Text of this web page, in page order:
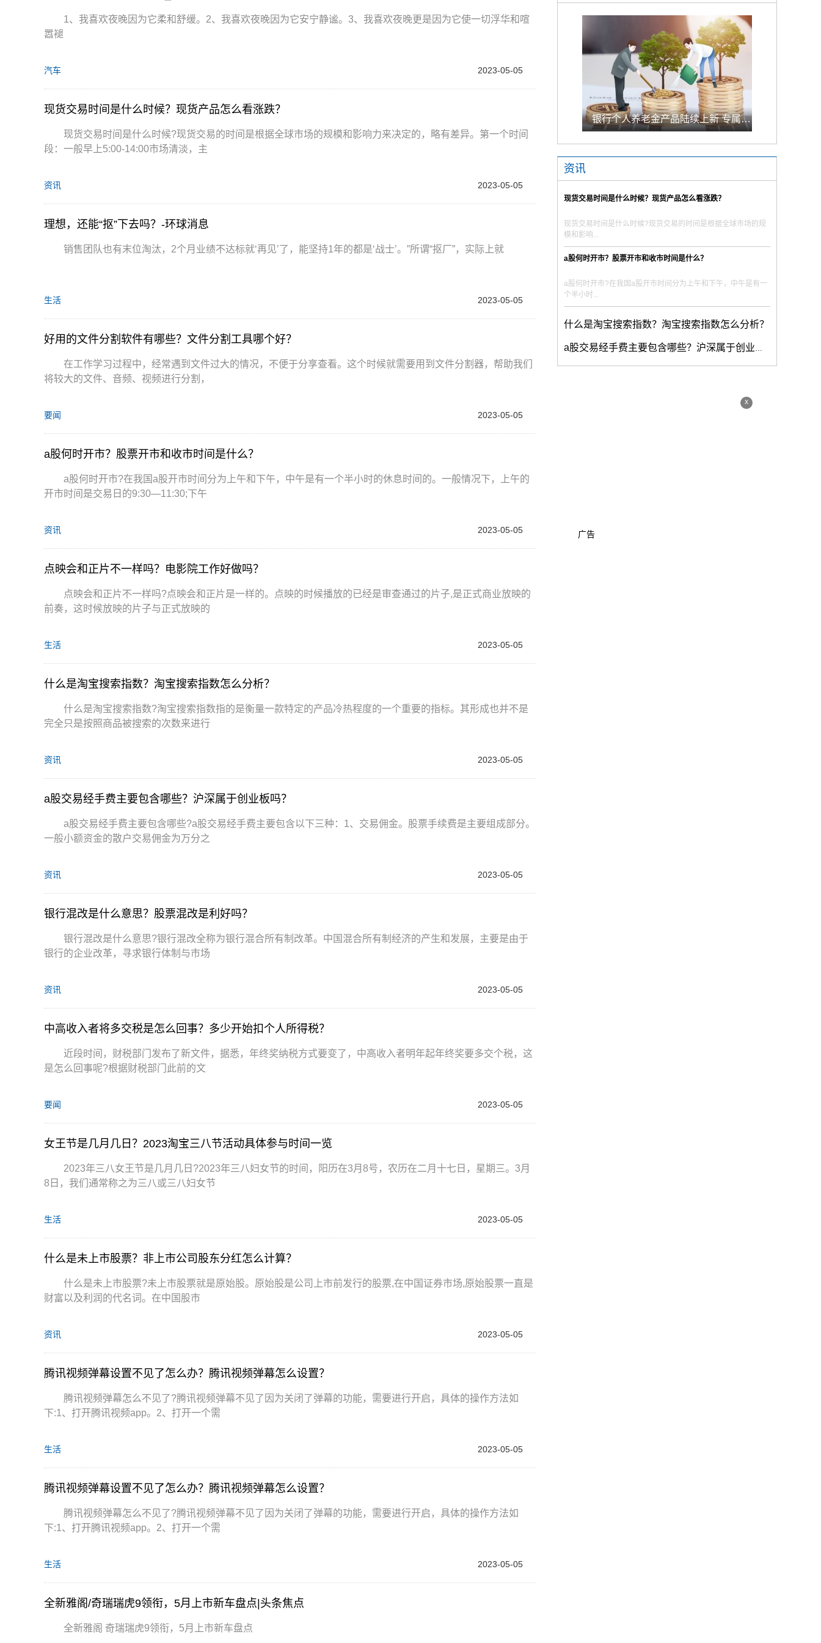
1、我喜欢夜晚因为它柔和舒缓。2、我喜欢夜晚因为它安宁静谧。3、我喜欢夜晚更是因为它使一切浮华和喧
嚣褪
汽车 2023-05-05
现货交易时间是什么时候？现货产品怎么看涨跌？
现货交易时间是什么时候?现货交易的时间是根据全球市场的规模和影响力来决定的，略有差异。第一个时间
段：一般早上5:00-14:00市场清淡，主
资讯 2023-05-05
理想，还能“抠”下去吗？-环球消息
销售团队也有末位淘汰，2个月业绩不达标就‘再见’了，能坚持1年的都是‘战士’。”所谓“抠厂”，实际上就
生活 2023-05-05
好用的文件分割软件有哪些？文件分割工具哪个好？
在工作学习过程中，经常遇到文件过大的情况，不便于分享查看。这个时候就需要用到文件分割器，帮助我们
将较大的文件、音频、视频进行分割，
要闻 2023-05-05
a股何时开市？股票开市和收市时间是什么？
a股何时开市?在我国a股开市时间分为上午和下午，中午是有一个半小时的休息时间的。一般情况下，上午的
开市时间是交易日的9:30—11:30;下午
资讯 2023-05-05
点映会和正片不一样吗？电影院工作好做吗？
点映会和正片不一样吗?点映会和正片是一样的。点映的时候播放的已经是审查通过的片子,是正式商业放映的
前奏，这时候放映的片子与正式放映的
生活 2023-05-05
什么是淘宝搜索指数？淘宝搜索指数怎么分析？
什么是淘宝搜索指数?淘宝搜索指数指的是衡量一款特定的产品冷热程度的一个重要的指标。其形成也并不是
完全只是按照商品被搜索的次数来进行
资讯 2023-05-05
a股交易经手费主要包含哪些？沪深属于创业板吗？
a股交易经手费主要包含哪些?a股交易经手费主要包含以下三种：1、交易佣金。股票手续费是主要组成部分。
一般小额资金的散户交易佣金为万分之
资讯 2023-05-05
银行混改是什么意思？股票混改是利好吗？
银行混改是什么意思?银行混改全称为银行混合所有制改革。中国混合所有制经济的产生和发展，主要是由于
银行的企业改革，寻求银行体制与市场
资讯 2023-05-05
中高收入者将多交税是怎么回事？多少开始扣个人所得税？
近段时间，财税部门发布了新文件，据悉，年终奖纳税方式要变了，中高收入者明年起年终奖要多交个税，这
是怎么回事呢?根据财税部门此前的文
要闻 2023-05-05
女王节是几月几日？2023淘宝三八节活动具体参与时间一览
2023年三八女王节是几月几日?2023年三八妇女节的时间，阳历在3月8号，农历在二月十七日，星期三。3月
8日，我们通常称之为三八或三八妇女节
生活 2023-05-05
什么是未上市股票？非上市公司股东分红怎么计算？
什么是未上市股票?未上市股票就是原始股。原始股是公司上市前发行的股票,在中国证券市场,原始股票一直是
财富以及利润的代名词。在中国股市
资讯 2023-05-05
腾讯视频弹幕设置不见了怎么办？腾讯视频弹幕怎么设置？
腾讯视频弹幕怎么不见了?腾讯视频弹幕不见了因为关闭了弹幕的功能，需要进行开启，具体的操作方法如
下:1、打开腾讯视频app。2、打开一个需
生活 2023-05-05
腾讯视频弹幕设置不见了怎么办？腾讯视频弹幕怎么设置？
腾讯视频弹幕怎么不见了?腾讯视频弹幕不见了因为关闭了弹幕的功能，需要进行开启，具体的操作方法如
下:1、打开腾讯视频app。2、打开一个需
生活 2023-05-05
全新雅阁/奇瑞瑞虎9领衔，5月上市新车盘点|头条焦点
全新雅阁 奇瑞瑞虎9领衔，5月上市新车盘点
银行个人养老金产品陆续上新 专属储蓄期限偏1年至5年的中长期
资讯
现货交易时间是什么时候？现货产品怎么看涨跌？
现货交易时间是什么时候?现货交易的时间是根据全球市场的规
模和影响...
a股何时开市？股票开市和收市时间是什么？
a股何时开市?在我国a股开市时间分为上午和下午，中午是有一
个半小时...
什么是淘宝搜索指数？淘宝搜索指数怎么分析？
a股交易经手费主要包含哪些？沪深属于创业板吗？
x
广告